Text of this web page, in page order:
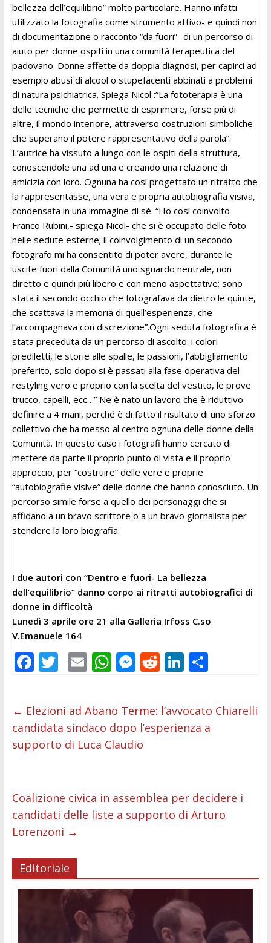
bellezza dell’equilibrio” molto particolare. Hanno infatti
utilizzato la fotografia come strumento attivo- e quindi non
di documentazione o racconto “da fuori”- di un percorso di
aiuto per donne ospiti in una comunità terapeutica del
padovano. Donne affette da doppia diagnosi, per capirci ad
esempio abusi di alcool o stupefacenti abbinati a problemi
di natura psichiatrica. Spiega Nicol :”La fototerapia è una
delle tecniche che permette di esprimere, forse più di
altre, il mondo interiore, attraverso costruzioni simboliche
che superano il potere rappresentativo della parola”.
L’autrice ha vissuto a lungo con le ospiti della struttura,
conoscendole una ad una e creando una relazione di
amicizia con loro. Ognuna ha così progettato un ritratto che
la rappresentasse, una vera e propria autobiografia visiva,
condensata in una immagine di sé. “Ho così coinvolto
Franco Rubini,- spiega Nicol- che si è occupato delle foto
nelle sedute esterne; il coinvolgimento di un secondo
fotografo mi ha consentito di poter avere, durante le
uscite fuori dalla Comunità uno sguardo neutrale, non
diretto e quindi più libero e con meno aspettative; sono
stata il secondo occhio che fotografava da dietro le quinte,
che scattava la memoria di quell’esperienza, che
l’accompagnava con discrezione”.Ogni seduta fotografica è
stata preceduta da un percorso di ascolto: i colori
prediletti, le storie alle spalle, le passioni, l’abbigliamento
preferito, solo dopo si è passati alla fase operativa del
restyling vero e proprio con la scelta del vestito, le prove
trucco, capelli, ecc…” Ne è nato un lavoro che è riduttivo
definire a 4 mani, perché è di fatto il risultato di uno sforzo
collettivo che ha messo al centro ognuna delle donne della
Comunità. In questo caso i fotografi hanno cercato di
mettere da parte il proprio punto di vista e il proprio
approccio, per “costruire” delle vere e proprie
“autobiografie visive” delle donne che hanno conosciuto. Un
percorso simile forse a quello dei personaggi che si
affidano a un bravo scrittore o a un bravo giornalista per
stendere la loro biografia.
I due autori con “Dentro e fuori- La bellezza
dell’equilibrio” danno corpo ai ritratti autobiografici di
donne in difficoltà
Lunedì 3 aprile ore 21 alla Galleria Irfoss C.so
V.Emanuele 164
F
e
b
o
o
T
itt
er
E
ai
l
W
at
s
A
M
e
n
R
d
di
t
Li
e
dI
C
n
di
vi
← Elezioni ad Abano Terme: l’avvocato Chiarelli
candidata sindaco dopo l’esperienza a
supporto di Luca Claudio
Coalizione civica in assemblea per decidere i
candidati delle liste a supporto di Arturo
Lorenzoni →
Editoriale